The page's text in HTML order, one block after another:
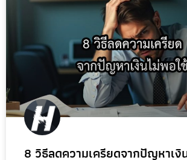
8 วิธีลดความเครียดจากปัญหาเงิ